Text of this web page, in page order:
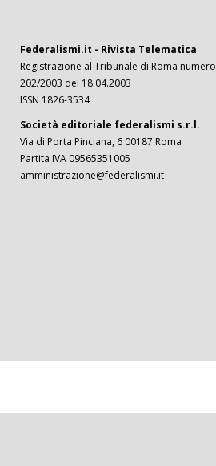
Federalismi.it - Rivista Telematica
Registrazione al Tribunale di Roma numero
202/2003 del 18.04.2003
ISSN 1826-3534
Società editoriale federalismi s.r.l.
Via di Porta Pinciana, 6 00187 Roma
Partita IVA 09565351005
amministrazione@federalismi.it